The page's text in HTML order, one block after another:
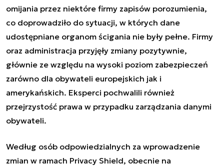
omijania przez niektóre firmy zapisów porozumienia,
co doprowadziło do sytuacji, w których dane
udostępniane organom ścigania nie były pełne. Firmy
oraz administracja przyjęły zmiany pozytywnie,
głównie ze względu na wysoki poziom zabezpieczeń
zarówno dla obywateli europejskich jak i
amerykańskich. Eksperci pochwalili również
przejrzystość prawa w przypadku zarządzania danymi
obywateli.
Według osób odpowiedzialnych za wprowadzenie
zmian w ramach Privacy Shield, obecnie na